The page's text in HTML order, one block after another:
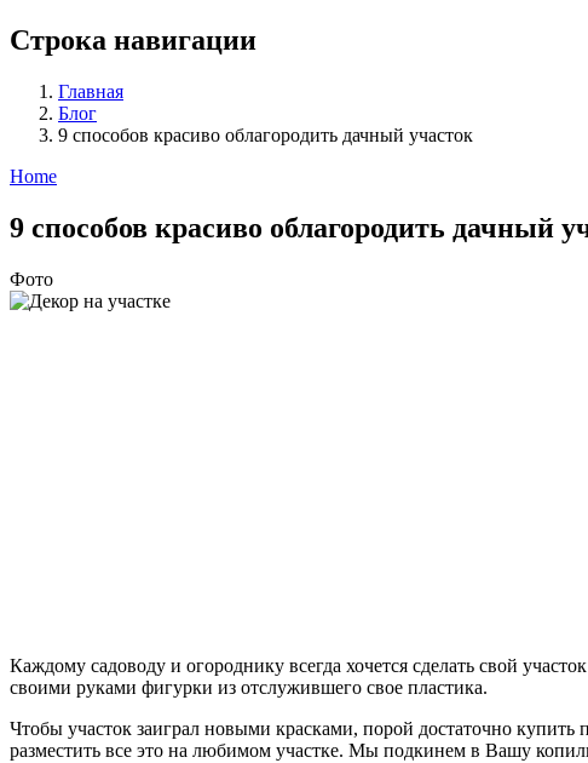
Строка навигации
Главная
Блог
9 способов красиво облагородить дачный участок
Home
9 способов красиво облагородить дачный
Фото
Каждому садоводу и огороднику всегда хочется сделать свой
своими руками фигурки из отслужившего свое пластика.
Чтобы участок заиграл новыми красками, порой достаточно
разместить все это на любимом участке. Мы подкинем в Вашу